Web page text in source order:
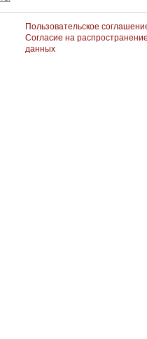
Пользовательское
Согласие на
данных